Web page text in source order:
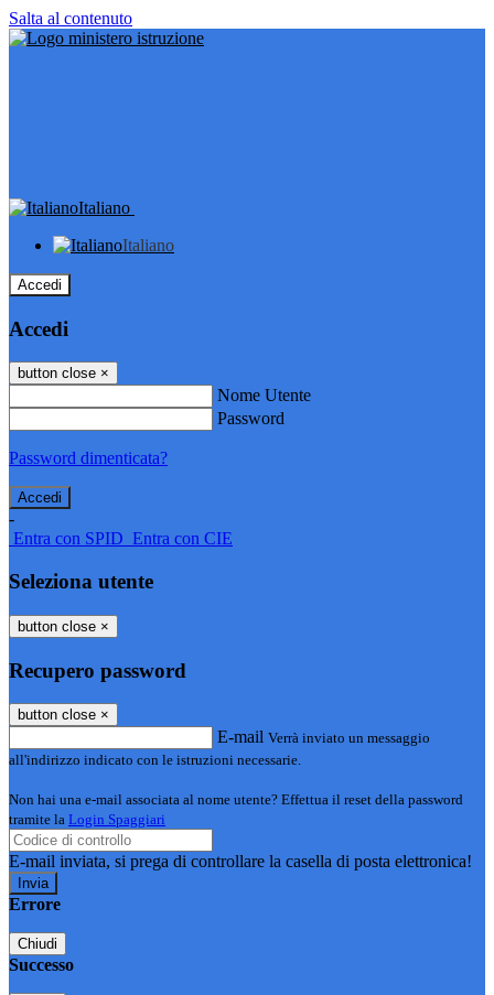
Salta al contenuto
Italiano
Italiano
Accedi
Accedi
button close ×
Nome Utente
Password
Password dimenticata?
-
Entra con SPID Entra con CIE
Seleziona utente
button close ×
Recupero password
button close ×
E-mail Verrà inviato un messaggio
all'indirizzo indicato con le istruzioni necessarie.
Non hai una e-mail associata al nome utente? Effettua il reset della password
tramite la Login Spaggiari
E-mail inviata, si prega di controllare la casella di posta elettronica!
Errore
Chiudi
Successo